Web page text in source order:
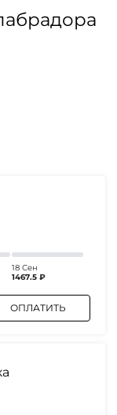
18 Сен
1467.5 ₽
ОПЛАТИТЬ